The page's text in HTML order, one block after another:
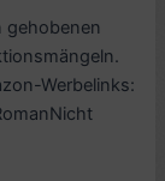
gehobenen
Werbelinks: